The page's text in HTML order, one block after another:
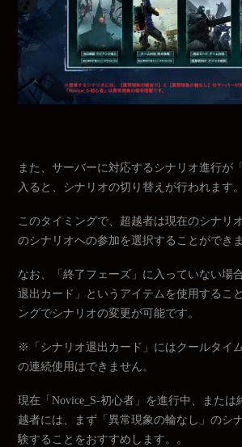
また、サーバーに対応するシナリオ進行が
入ると、シナリオの切り替えが行われます。
このタイミングで、超越者は現在のシナリ
のシナリオへの参加を選択することができま
なお、「終了フェーズ」に入っていない場
退出カード」というアイテムを使用するこ
ングでシナリオの変更が可能です。
※「シナリオ退出カード」にはクールタイ
の連続使用はできません。
現在「Novice_S-初心者」を進行中、または
越者には、まず「異常現象の輪なし」のシ
験することをおすすめします。。